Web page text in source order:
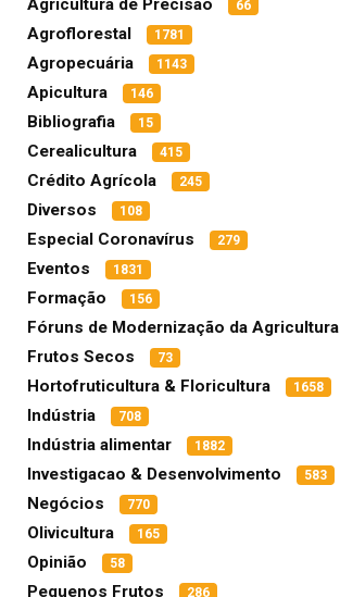
Agricultura de Precisão 66
Agroflorestal 1781
Agropecuária 1143
Apicultura 146
Bibliografia 15
Cerealicultura 415
Crédito Agrícola 245
Diversos 108
Especial Coronavírus 279
Eventos 1831
Formação 156
Fóruns de Modernização da Agricultura
Frutos Secos 73
Hortofruticultura & Floricultura 1658
Indústria 708
Indústria alimentar 1882
Investigacao & Desenvolvimento 583
Negócios 770
Olivicultura 165
Opinião 58
Pequenos Frutos 286